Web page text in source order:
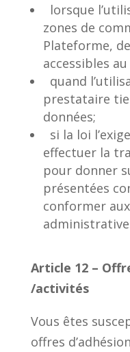
lorsque
zones de
Plateforme,
accessibles
quand
prestataire
données;
si la loi
effectuer la
pour donner
présentées
conformer
Article 12 –
/activités
Vous êtes
offres